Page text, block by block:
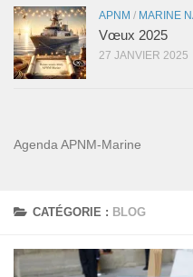
CATÉGORIE : BLOG
APNM / MARINE
Vœux 2025
27 JANVIER 2025
Agenda APNM-Marine